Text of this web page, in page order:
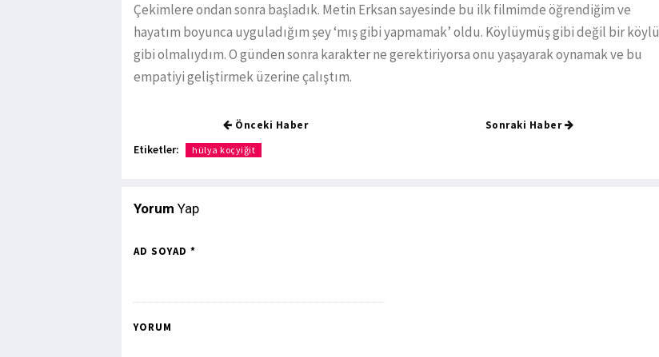
Çekimlere ondan sonra başladık. Metin Erksan sayesinde bu ilk filmimde öğrendiğim ve
hayatım boyunca uyguladığım şey ‘mış gibi yapmamak’ oldu. Köylüymüş gibi değil bir köylü
gibi olmalıydım. O günden sonra karakter ne gerektiriyorsa onu yaşayarak oynamak ve bu
empatiyi geliştirmek üzerine çalıştım.
Önceki Haber Sonraki Haber
Etiketler: hülya koçyiğit
Yorum Yap
AD SOYAD *
YORUM